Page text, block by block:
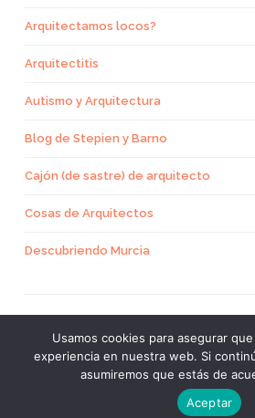
Arquitectamos locos?
Arquitectitis
Autismo y Arquitectura
Blog de Stepien y Barno
Cajón (de sastre) de arquitecto
Cosas de Arquitectos
Descubriendo Murcia
CREADO CON
TEMA: SKETCH POR
Usamos cookies para asegurar
experiencia en nuestra web. Si
asumiremos que estás de
Aceptar